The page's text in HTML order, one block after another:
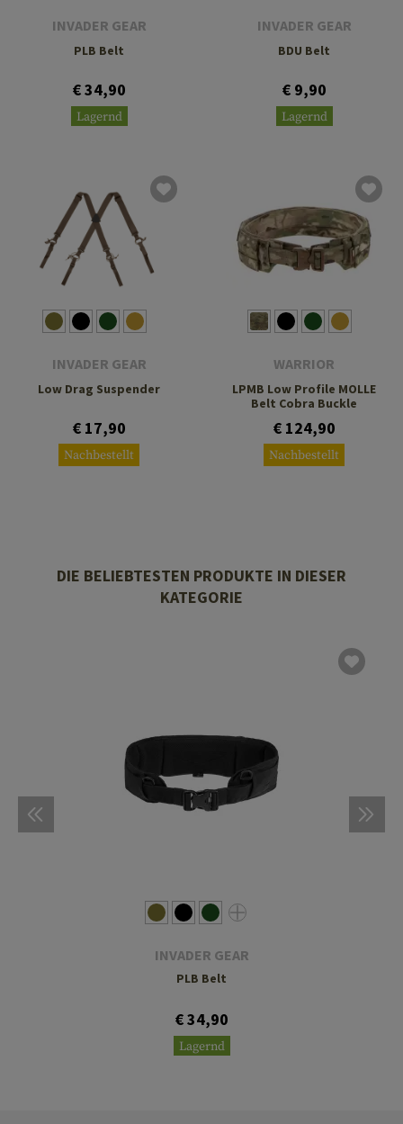
INVADER GEAR
PLB Belt
€ 34,90
Lagernd
INVADER GEAR
BDU Belt
€ 9,90
Lagernd
INVADER GEAR
Low Drag Suspender
€ 17,90
Nachbestellt
WARRIOR
LPMB Low Profile MOLLE
Belt Cobra Buckle
€ 124,90
Nachbestellt
DIE BELIEBTESTEN PRODUKTE IN DIESER
KATEGORIE
INVADER GEAR
PLB Belt
€ 34,90
Lagernd